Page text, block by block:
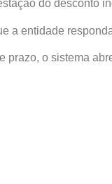
do desconto
a entidade
prazo, o sistema